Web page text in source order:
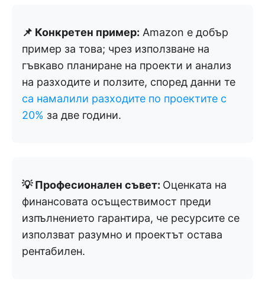
📌 Конкретен пример: Amazon е добър
пример за това; чрез използване на
гъвкаво планиране на проекти и анализ
на разходите и ползите, според данни те
са намалили разходите по проектите с
20% за две години.
💡 Професионален съвет: Оценката на
финансовата осъществимост преди
изпълнението гарантира, че ресурсите се
използват разумно и проектът остава
рентабилен.